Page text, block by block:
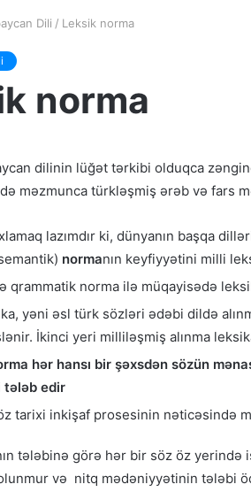
Dili / Leksik norma
norma
dilinin lüğət tərkibi olduqca
məzmunca türkləşmiş ərəb və fars
lazımdır ki, dünyanın başqa
normanın keyfiyyətini milli
qrammatik norma ilə müqayisədə
yəni əsl türk sözləri ədəbi dildə
İkinci yeri milliləşmiş alınma
hər hansı bir şəxsdən sözün
tələb edir
tarixi inkişaf prosesinin nəticəsində
tələbinə görə hər bir söz öz
və nitq mədəniyyətinin tələbi